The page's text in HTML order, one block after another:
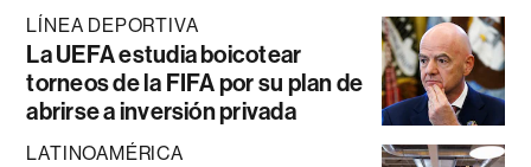
LÍNEA DEPORTIVA
La UEFA estudia boicotear
torneos de la FIFA por su plan de
abrirse a inversión privada
LATINOAMÉRICA